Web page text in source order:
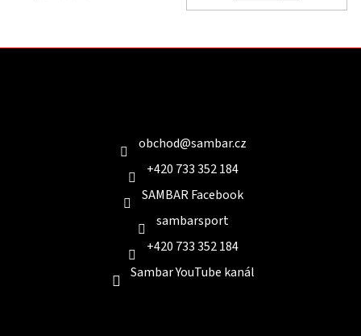
obchod@sambar.cz
+420 733 352 184
SAMBAR Facebook
sambarsport
+420 733 352 184
Sambar YouTube kanál